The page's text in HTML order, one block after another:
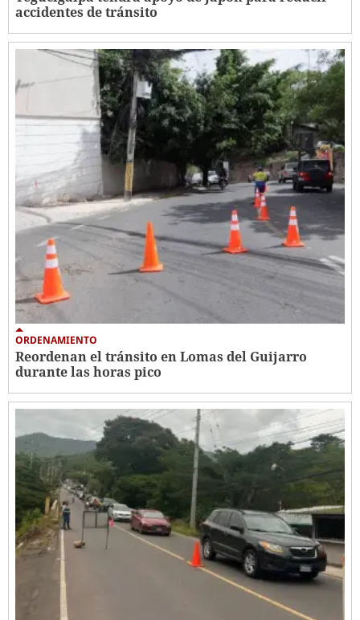
accidentes de tránsito
ORDENAMIENTO
Reordenan el tránsito en Lomas del Guijarro
durante las horas pico